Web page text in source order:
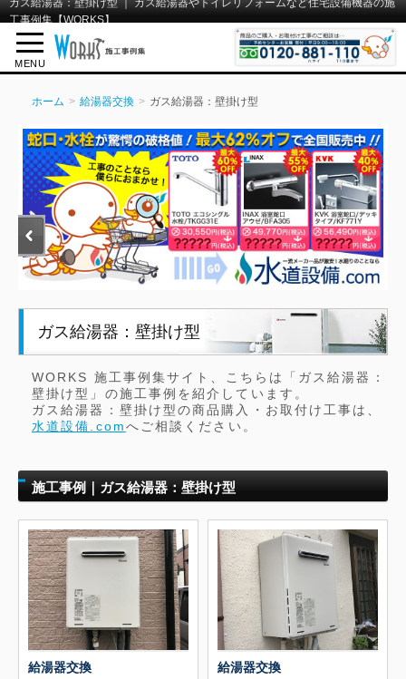
ガス給湯器：壁掛け型 ｜ ガス給湯器やトイレリフォームなど住宅設備機器の施
工事例集【WORKS】
MENU
ホーム 給湯器交換 ガス給湯器：壁掛け型
ガス給湯器：壁掛け型
WORKS 施工事例集サイト、こちらは「ガス給湯器：
壁掛け型」の施工事例を紹介しています。
ガス給湯器：壁掛け型の商品購入・お取付け工事は、
水道設備.comへご相談ください。
施工事例｜ガス給湯器：壁掛け型
給湯器交換 給湯器交換